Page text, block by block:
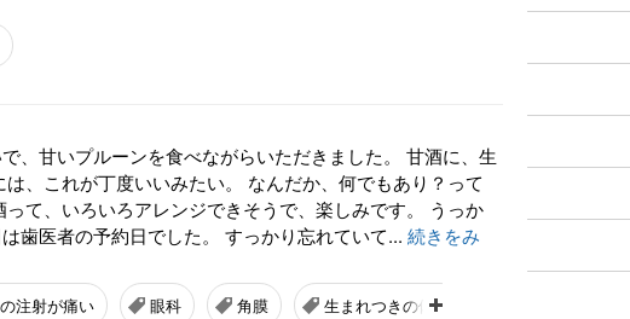
、甘いプルーンを食べながらいただきました。 甘酒に、生
、これが丁度いいみたい。 なんだか、何でもあり？って
て、いろいろアレンジできそうで、楽しみです。 うっか
歯医者の予約日でした。 すっかり忘れていて... 続きをみ
注射が痛い 眼科 角膜 生まれつきの体質